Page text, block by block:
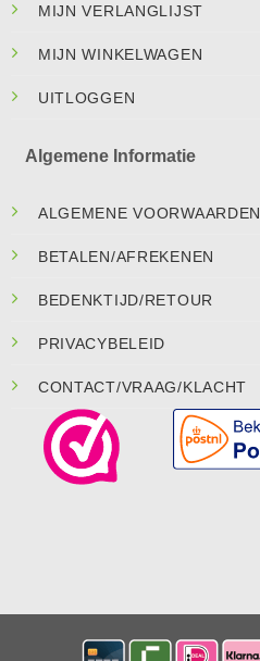
MIJN VERLANGLIJST
MIJN WINKELWAGEN
UITLOGGEN
Algemene Informatie
ALGEMENE VOORWAARDEN
BETALEN/AFREKENEN
BEDENKTIJD/RETOUR
PRIVACYBELEID
CONTACT/VRAAG/KLACHT